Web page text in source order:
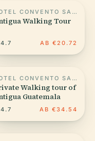
HOTEL CONVENTO SANTA CATALINA
Walking Tour
4.7 AB €20.72
HOTEL CONVENTO SANTA CATALINA
Walking tour of
Guatemala
4.7 AB €34.54